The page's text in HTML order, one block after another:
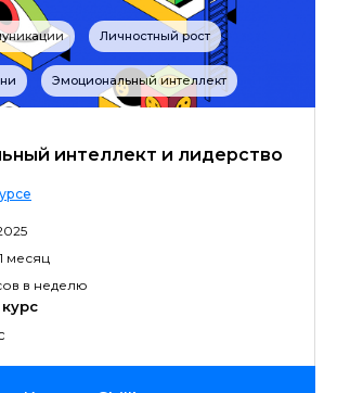
Личностный рост
Эмоциональный интеллект
интеллект и лидерство
1 месяц
в неделю